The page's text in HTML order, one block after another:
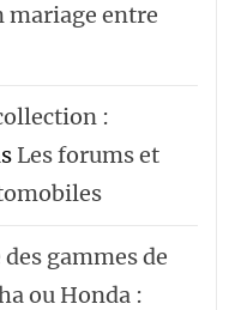
mariage entre
:
Les forums et
gammes de
ou Honda :